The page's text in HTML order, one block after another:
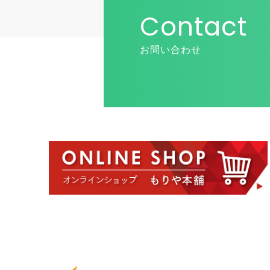
Contact
お問い合わせ